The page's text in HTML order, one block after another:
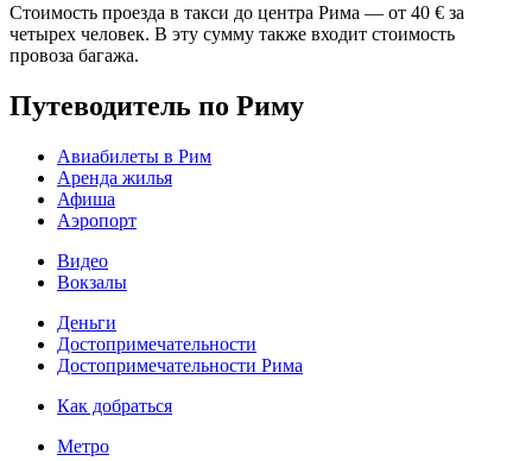
Стоимость проезда в такси до центра Рима — от 40 € за
четырех человек. В эту сумму также входит стоимость
провоза багажа.
Путеводитель по Риму
Авиабилеты в Рим
Аренда жилья
Афиша
Аэропорт
Видео
Вокзалы
Деньги
Достопримечательности
Достопримечательности Рима
Как добраться
Метро